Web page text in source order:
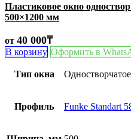
Пластиковое окно
500×1200 мм
от 40 000₸
В корзину Оформить в
Тип окна
Профиль Funke Standart